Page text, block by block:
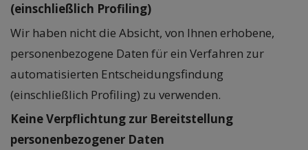
(einschließlich Profiling)
Wir haben nicht die Absicht, von Ihnen erhobene,
personenbezogene Daten für ein Verfahren zur
automatisierten Entscheidungsfindung
(einschließlich Profiling) zu verwenden.
Keine Verpflichtung zur Bereitstellung
personenbezogener Daten